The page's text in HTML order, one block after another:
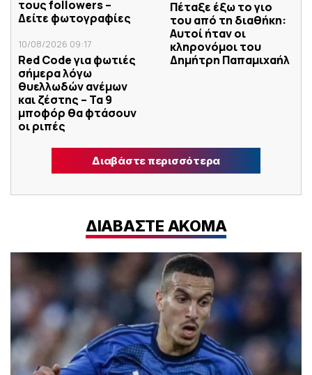
τους followers –
Δείτε φωτογραφίες
10/08/2026 09:17
Red Code για φωτιές
σήμερα λόγω
θυελλωδών ανέμων
και ζέστης – Τα 9
μποφόρ θα φτάσουν
οι ριπές
Πέταξε έξω το γιο
του από τη διαθήκη:
Αυτοί ήταν οι
κληρονόμοι του
Δημήτρη Παπαμιχαήλ
Διαβάστε περισσότερα
ΔΙΑΒΑΣΤΕ ΑΚΟΜΑ